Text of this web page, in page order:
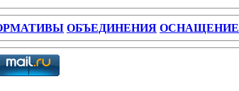
ОБЪЕДИНЕНИЯ ОСНАЩЕНИЕ